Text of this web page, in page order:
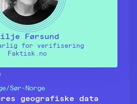
Førsund
for verifisering
Faktisk.no
geografiske data
Sør-Norge